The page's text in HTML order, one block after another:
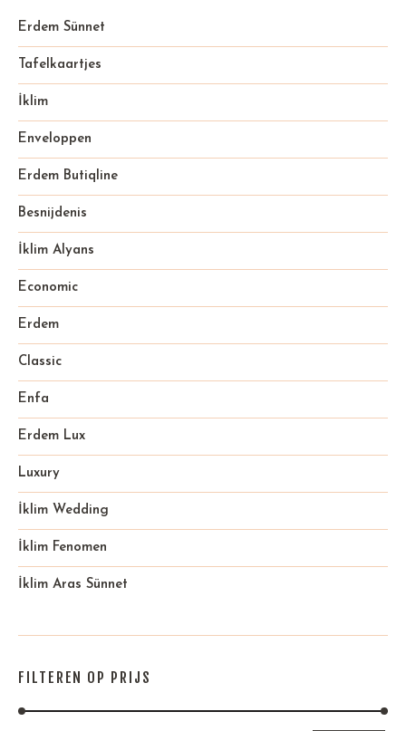
Erdem Sünnet
Tafelkaartjes
İklim
Enveloppen
Erdem Butiqline
Besnijdenis
İklim Alyans
Economic
Erdem
Classic
Enfa
Erdem Lux
Luxury
İklim Wedding
İklim Fenomen
İklim Aras Sünnet
FILTEREN OP PRIJS